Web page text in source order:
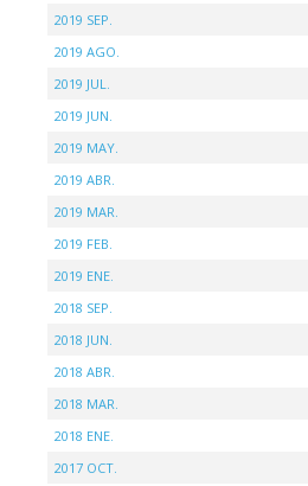
2019 SEP.
2019 AGO.
2019 JUL.
2019 JUN.
2019 MAY.
2019 ABR.
2019 MAR.
2019 FEB.
2019 ENE.
2018 SEP.
2018 JUN.
2018 ABR.
2018 MAR.
2018 ENE.
2017 OCT.